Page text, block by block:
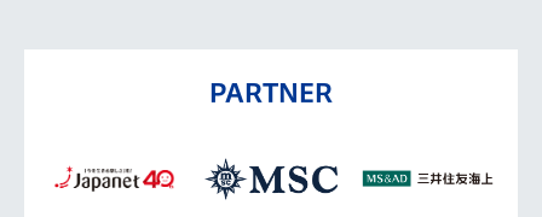
PARTNER